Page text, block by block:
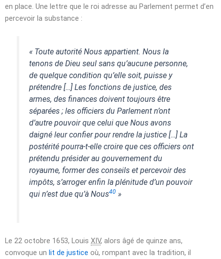
en place. Une lettre que le roi adresse au Parlement permet d’en
percevoir la substance :
« Toute autorité Nous appartient. Nous la
tenons de Dieu seul sans qu’aucune personne,
de quelque condition qu’elle soit, puisse y
prétendre […] Les fonctions de justice, des
armes, des finances doivent toujours être
séparées ; les officiers du Parlement n’ont
d’autre pouvoir que celui que Nous avons
daigné leur confier pour rendre la justice […] La
postérité pourra-t-elle croire que ces officiers ont
prétendu présider au gouvernement du
royaume, former des conseils et percevoir des
impôts, s’arroger enfin la plénitude d’un pouvoir
qui n’est due qu’à Nous40 »
Le 22 octobre 1653, Louis XIV, alors âgé de quinze ans,
convoque un lit de justice où, rompant avec la tradition, il